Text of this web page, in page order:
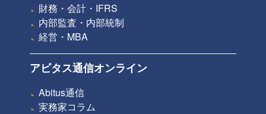
財務・会計・IFRS
内部監査・内部統制
経営・MBA
アビタス通信オンライン
Abitus通信
実務家コラム